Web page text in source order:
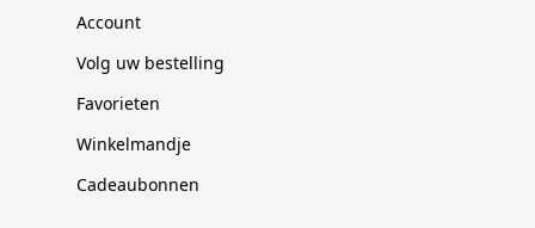
Account
Volg uw bestelling
Favorieten
Winkelmandje
Cadeaubonnen